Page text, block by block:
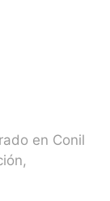
en Conil